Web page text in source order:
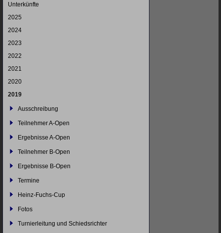
Unterkünfte
2025
2024
2023
2022
2021
2020
2019
Ausschreibung
Teilnehmer A-Open
Ergebnisse A-Open
Teilnehmer B-Open
Ergebnisse B-Open
Termine
Heinz-Fuchs-Cup
Fotos
Turnierleitung und Schiedsrichter